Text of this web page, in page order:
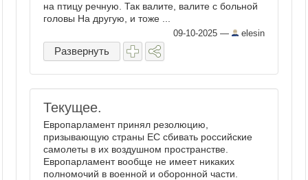
на птицу речную. Так валите, валите с больной
головы На другую, и тоже ...
09-10-2025 — elesin
Развернуть
Текущее.
Европарламент принял резолюцию,
призывающую страны ЕС сбивать российские
самолеты в их воздушном пространстве.
Европарламент вообще не имеет никаких
полномочий в военной и оборонной части.